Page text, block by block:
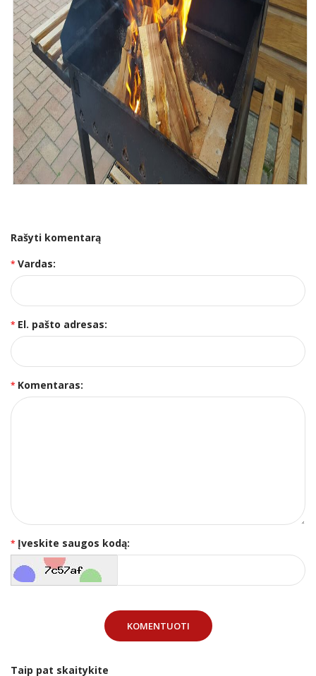
Rašyti komentarą
Vardas:
El. pašto adresas:
Komentaras:
Įveskite saugos kodą:
KOMENTUOTI
Taip pat skaitykite